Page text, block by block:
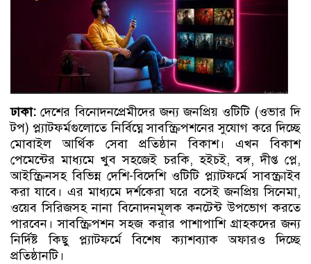
ঢাকা:দেশের বিনোদনপ্রেমীদের জন্য জনপ্রিয় ওটিটি (ওভার দি
টপ) প্ল্যাটফর্মগুলোতে নির্বিঘ্নে সাবস্ক্রিপশনের সুযোগ করে দিচ্ছে
মোবাইল আর্থিক সেবা প্রতিষ্ঠান বিকাশ। এখন বিকাশ
পেমেন্টের মাধ্যমে খুব সহজেই চরকি, হইচই, বঙ্গ, দীপ্ত প্লে,
আইস্ক্রিনসহ বিভিন্ন দেশি-বিদেশি ওটিটি প্ল্যাটফর্মে সাবস্ক্রাইব
করা যাবে। এর মাধ্যমে দর্শকেরা ঘরে বসেই জনপ্রিয় সিনেমা,
ওয়েব সিরিজসহ নানা বিনোদনমূলক কনটেন্ট উপভোগ করতে
পারবেন। সাবস্ক্রিপশন সহজ করার পাশাপাশি গ্রাহকদের জন্য
নির্দিষ্ট কিছু প্ল্যাটফর্মে বিশেষ ক্যাশব্যাক অফারও দিচ্ছে
প্রতিষ্ঠানটি।